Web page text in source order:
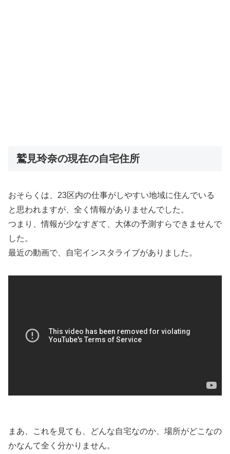
鷲見玲奈の現在の自宅住所
おそらくは、23区内の仕事がしやすい地域に住んでいる
と思われますが、全く情報がありませんでした。
つまり、情報が少なすぎて、大体の予測すらできませんで
した。
最近の動画で、自宅インスタライブがありました。
まあ、これを見ても、どんな自宅なのか、場所がどこなの
かなんて全く分かりません。